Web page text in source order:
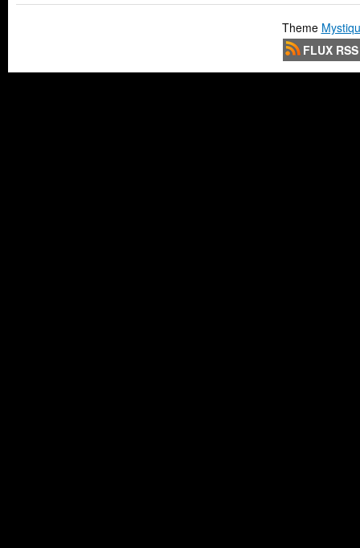
Theme
FLUX RSS